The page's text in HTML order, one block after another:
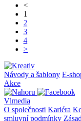
<
1
2
3
4
>
Návody a šablony E-
Akce
Vlmedia
O společnosti Kariéra
smluvní podmínky